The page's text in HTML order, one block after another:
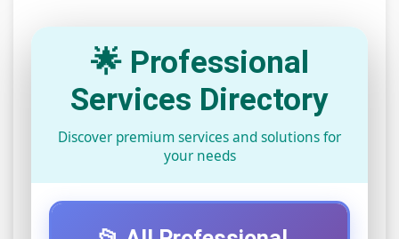
🌟 Professional
Services Directory
Discover premium services and solutions for
your needs